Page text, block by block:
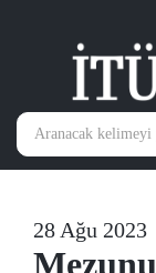
28 Ağu 2023